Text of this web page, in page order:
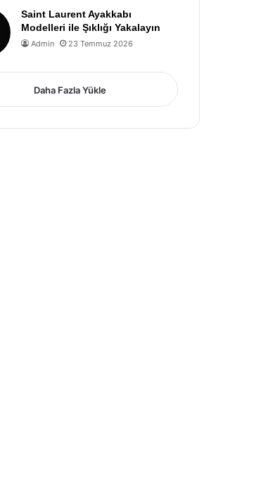
Saint Laurent Ayakkabı
Modelleri ile Şıklığı Yakalayın
Admin 23 Temmuz 2026
Daha Fazla Yükle